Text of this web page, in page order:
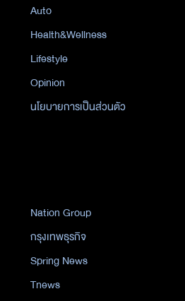
Auto
Health&Wellness
Lifestyle
Opinion
นโยบายการเป็นส่วนตัว
Nation Group
กรุงเทพธุรกิจ
Spring News
Tnews